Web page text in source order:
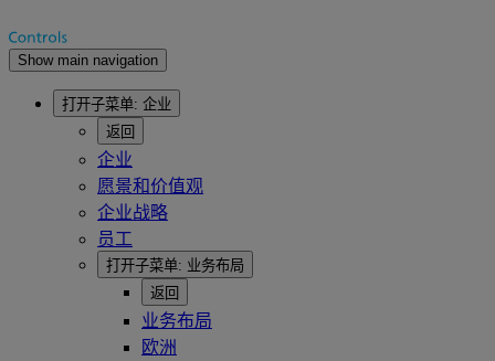
Show main navigation
打开子菜单: 企业
返回
企业
愿景和价值观
企业战略
员工
打开子菜单: 业务布局
返回
业务布局
欧洲